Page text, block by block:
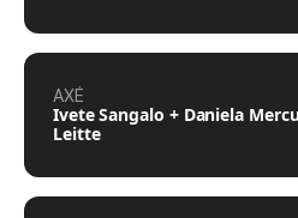
AXÉ
Ivete Sangalo + Daniela
Leitte